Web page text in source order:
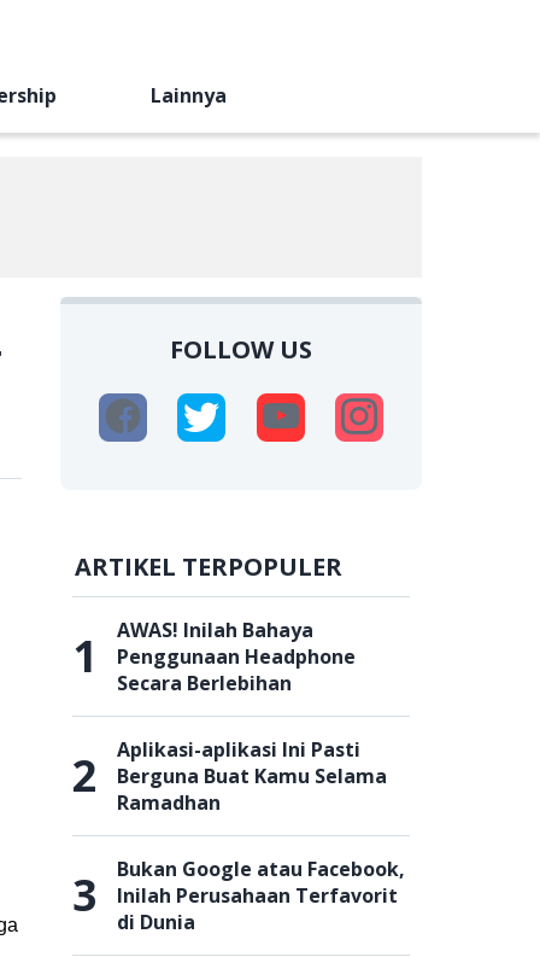
Lainnya
FOLLOW US
ARTIKEL TERPOPULER
1
AWAS! Inilah Bahaya
Penggunaan Headphone
Secara Berlebihan
2
Aplikasi-aplikasi Ini Pasti
Berguna Buat Kamu Selama
Ramadhan
3
Bukan Google atau Facebook,
Inilah Perusahaan Terfavorit
di Dunia